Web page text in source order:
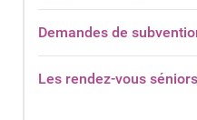
Demandes de
Les rendez-vous séniors